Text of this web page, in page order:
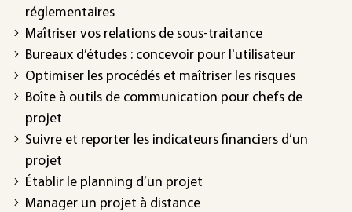
réglementaires
Maîtriser vos relations de sous-traitance
Bureaux d’études : concevoir pour l'utilisateur
Optimiser les procédés et maîtriser les risques
Boîte à outils de communication pour chefs de
projet
Suivre et reporter les indicateurs financiers d’un
projet
Établir le planning d’un projet
Manager un projet à distance